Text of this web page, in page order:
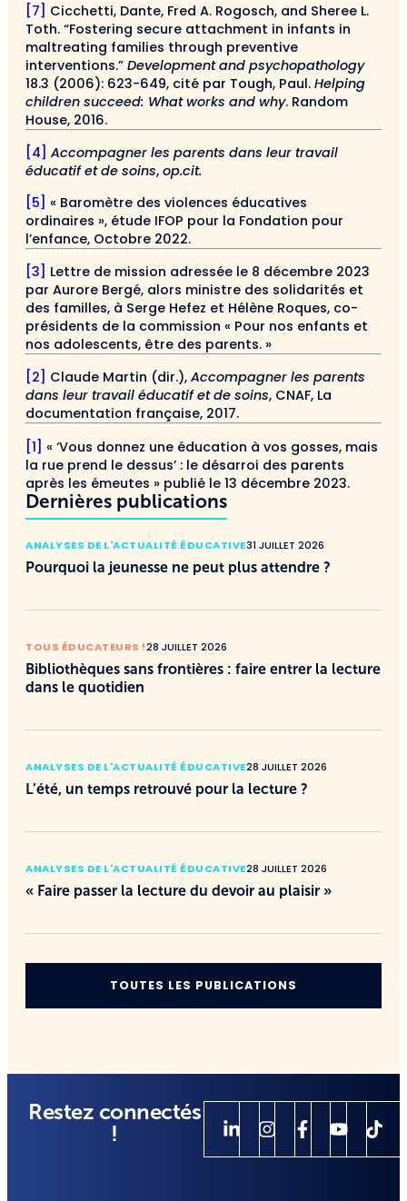
[7] Cicchetti, Dante, Fred A. Rogosch, and Sheree L.
Toth. “Fostering secure attachment in infants in
maltreating families through preventive
interventions.” Development and psychopathology
18.3 (2006): 623-649, cité par Tough, Paul. Helping
children succeed: What works and why. Random
House, 2016.
[4] Accompagner les parents dans leur travail
éducatif et de soins, op.cit.
[5] « Baromètre des violences éducatives
ordinaires », étude IFOP pour la Fondation pour
l’enfance, Octobre 2022.
[3] Lettre de mission adressée le 8 décembre 2023
par Aurore Bergé, alors ministre des solidarités et
des familles, à Serge Hefez et Hélène Roques, co-
présidents de la commission « Pour nos enfants et
nos adolescents, être des parents. »
[2] Claude Martin (dir.), Accompagner les parents
dans leur travail éducatif et de soins, CNAF, La
documentation française, 2017.
[1] « ‘Vous donnez une éducation à vos gosses, mais
la rue prend le dessus’ : le désarroi des parents
après les émeutes » publié le 13 décembre 2023.
Dernières publications
ANALYSES DE L'ACTUALITÉ ÉDUCATIVE31 JUILLET 2026
Pourquoi la jeunesse ne peut plus attendre ?
TOUS ÉDUCATEURS !28 JUILLET 2026
Bibliothèques sans frontières : faire entrer la lecture
dans le quotidien
ANALYSES DE L'ACTUALITÉ ÉDUCATIVE28 JUILLET 2026
L’été, un temps retrouvé pour la lecture ?
ANALYSES DE L'ACTUALITÉ ÉDUCATIVE28 JUILLET 2026
« Faire passer la lecture du devoir au plaisir »
TOUTES LES PUBLICATIONS
Restez connectés
!